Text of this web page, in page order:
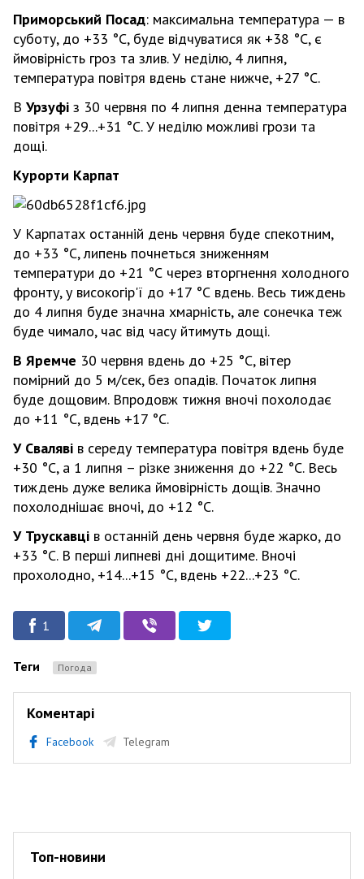
Приморський Посад: максимальна температура — в
суботу, до +33 °С, буде відчуватися як +38 °С, є
ймовірність гроз та злив. У неділю, 4 липня,
температура повітря вдень стане нижче, +27 °С.
В Урзуфі з 30 червня по 4 липня денна температура
повітря +29...+31 °С. У неділю можливі грози та
дощі.
Курорти Карпат
У Карпатах останній день червня буде спекотним,
до +33 °С, липень почнеться зниженням
температури до +21 °С через вторгнення холодного
фронту, у високогір'ї до +17 °С вдень. Весь тиждень
до 4 липня буде значна хмарність, але сонечка теж
буде чимало, час від часу йтимуть дощі.
В Яремче 30 червня вдень до +25 °С, вітер
помірний до 5 м/сек, без опадів. Початок липня
буде дощовим. Впродовж тижня вночі похолодає
до +11 °С, вдень +17 °С.
У Сваляві в середу температура повітря вдень буде
+30 °С, а 1 липня – різке зниження до +22 °С. Весь
тиждень дуже велика ймовірність дощів. Значно
похолоднішає вночі, до +12 °С.
У Трускавці в останній день червня буде жарко, до
+33 °С. В перші липневі дні дощитиме. Вночі
прохолодно, +14...+15 °С, вдень +22...+23 °С.
1
Теги Погода
Коментарі
Facebook Telegram
Топ-новини